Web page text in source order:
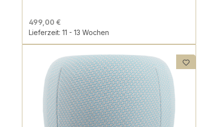
499,00 €
Lieferzeit: 11 - 13 Wochen